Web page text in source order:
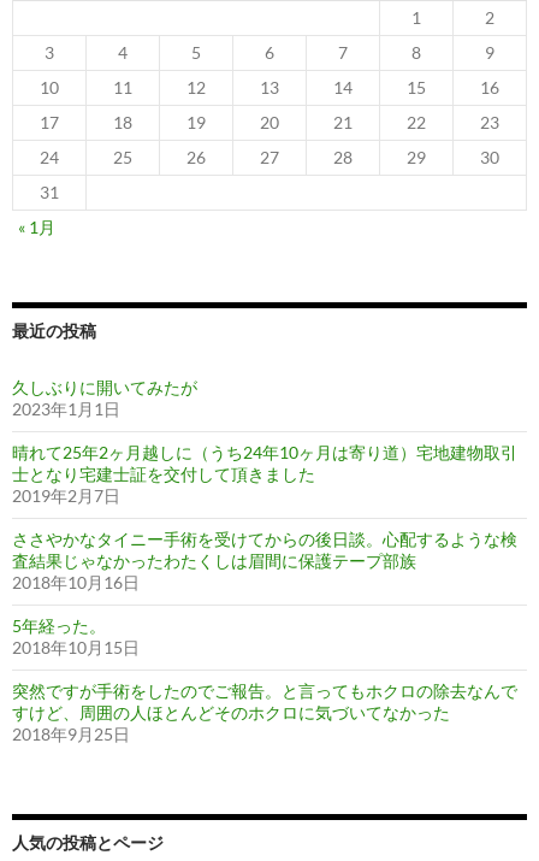
1
2
3
4 5 6 7 8
9
10
11 12 13 14 15
16
17
18 19 20 21 22
23
24
25 26 27 28 29
30
31
« 1月
最近の投稿
久しぶりに開いてみたが
2023年1月1日
晴れて25年2ヶ月越しに（うち24年10ヶ月は寄り道）宅地建物取引
士となり宅建士証を交付して頂きました
2019年2月7日
ささやかなタイニー手術を受けてからの後日談。心配するような検
査結果じゃなかったわたくしは眉間に保護テープ部族
2018年10月16日
5年経った。
2018年10月15日
突然ですが手術をしたのでご報告。と言ってもホクロの除去なんで
すけど、周囲の人ほとんどそのホクロに気づいてなかった
2018年9月25日
人気の投稿とページ